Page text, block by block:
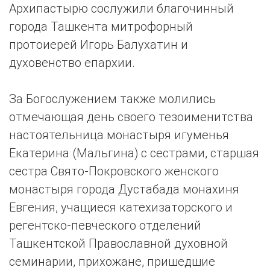
Архипастырю сослужили благочинный
города Ташкента митрофорный
протоиерей Игорь Балухатин и
духовенство епархии.
За Богослужением также молились
отмечающая день своего тезоименитства
настоятельница монастыря игуменья
Екатерина (Мальгина) с сестрами, старшая
сестра Свято-Покровского женского
монастыря города Дустабада монахиня
Евгения, учащиеся катехизаторского и
регентско-певческого отделений
Ташкентской Православной духовной
семинарии, прихожане, пришедшие